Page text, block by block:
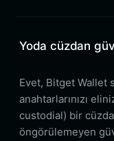
Yoda cüzdan
Evet, Bitget Wallet
anahtarlarınızı
custodial) bir
öngörülemeyen